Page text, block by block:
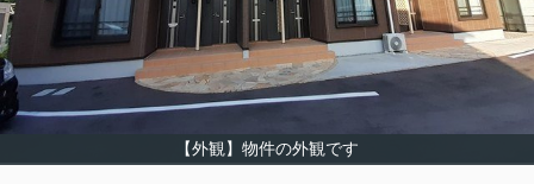
【外観】物件の外観です